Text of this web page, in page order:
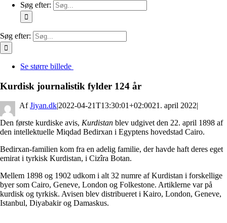
Søg efter:
Søg efter:
Se større billede
Kurdisk journalistik fylder 124 år
By Jiyan.dk|2022-04-21T13:30:01+02:0021. april 2022|
Den første kurdiske avis, Kurdistan blev udgivet den 22. april 1898 af
den intellektuelle Miqdad Bedirxan i Egyptens hovedstad Cairo.
Bedirxan-familien kom fra en adelig familie, der havde haft deres eget
emirat i tyrkisk Kurdistan, i Cizîra Botan.
Mellem 1898 og 1902 udkom i alt 32 numre af Kurdistan i forskellige
byer som Cairo, Geneve, London og Folkestone. Artiklerne var på
kurdisk og tyrkisk. Avisen blev distribueret i Kairo, London, Geneve,
Istanbul, Diyabakir og Damaskus.